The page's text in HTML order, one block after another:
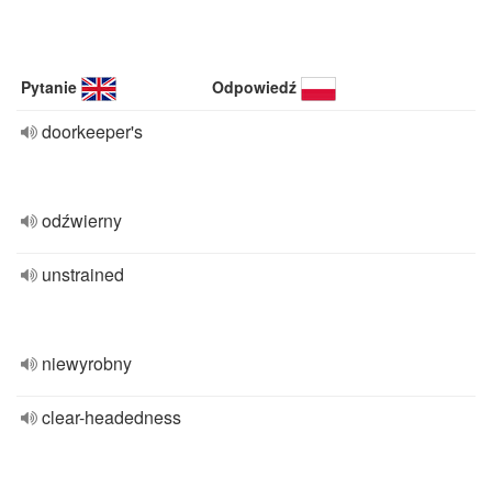
Pytanie Odpowiedź
doorkeeper's
odźwierny
unstrained
niewyrobny
clear-headedness